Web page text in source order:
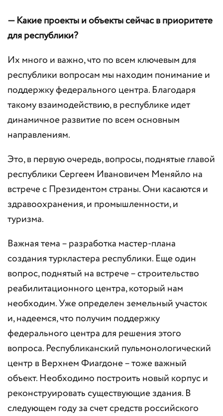
— Какие проекты и объекты сейчас в приоритете
для республики?
Их много и важно, что по всем ключевым для
республики вопросам мы находим понимание и
поддержку федерального центра. Благодаря
такому взаимодействию, в республике идет
динамичное развитие по всем основным
направлениям.
Это, в первую очередь, вопросы, поднятые главой
республики Сергеем Ивановичем Меняйло на
встрече с Президентом страны. Они касаются и
здравоохранения, и промышленности, и
туризма.
Важная тема – разработка мастер-плана
создания туркластера республики. Еще один
вопрос, поднятый на встрече – строительство
реабилитационного центра, который нам
необходим. Уже определен земельный участок
и, надеемся, что получим поддержку
федерального центра для решения этого
вопроса. Республиканский пульмонологический
центр в Верхнем Фиагдоне – тоже важный
объект. Необходимо построить новый корпус и
реконструировать существующие здания. В
следующем году за счет средств российского